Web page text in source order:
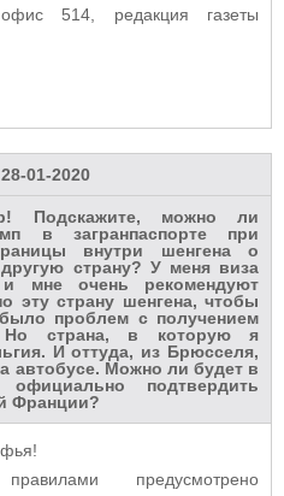
514, редакция газеты
28-01-2020
Подскажите, можно ли
в загранпаспорте при
внутри шенгена о
страну? У меня виза
мне очень рекомендуют
эту страну шенгена, чтобы
проблем с получением
страна, в которую я
И оттуда, из Брюсселя,
автобусе. Можно ли будет в
подтвердить
Франции?
предусмотрено